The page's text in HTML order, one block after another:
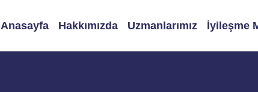
Anasayfa Hakkımızda Uzmanlarımız İyileşme